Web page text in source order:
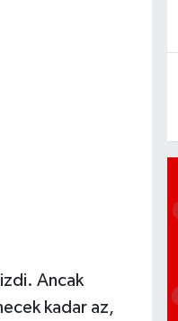
Ancak
kadar az,